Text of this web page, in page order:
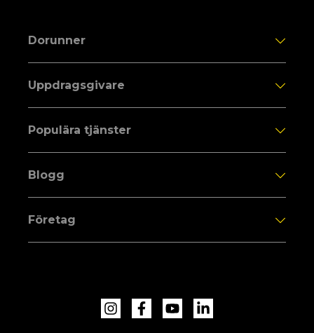
Dorunner
Uppdragsgivare
Populära tjänster
Blogg
Företag